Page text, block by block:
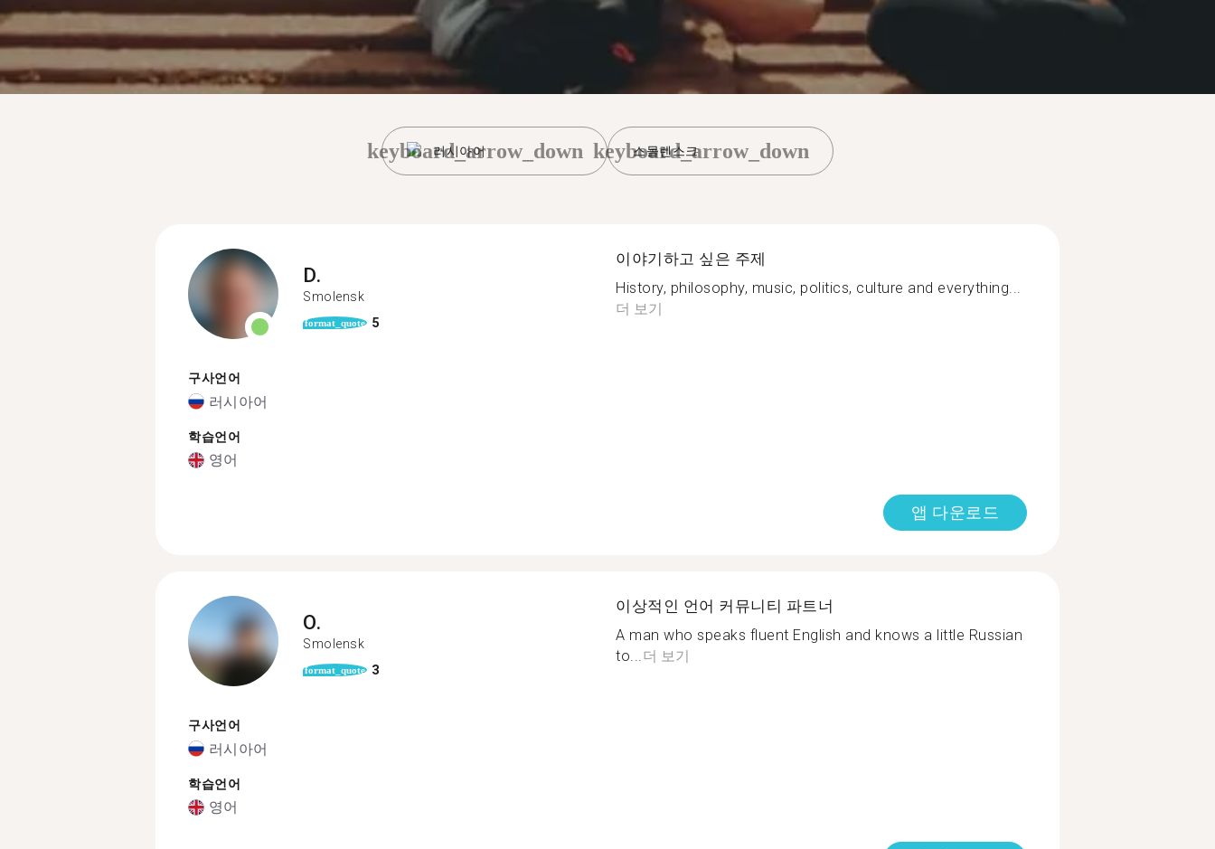
러시아어
keyboard_arrow_down 스몰렌스크
keyboard_arrow_down
D.
Smolensk
format_quote 5
구사언어
러시아어
학습언어
영어
이야기하고 싶은 주제
History, philosophy, music, politics, culture and everything...
더 보기
앱 다운로드
O.
Smolensk
format_quote 3
구사언어
러시아어
학습언어
영어
이상적인 언어 커뮤니티 파트너
A man who speaks fluent English and knows a little Russian
to...더 보기